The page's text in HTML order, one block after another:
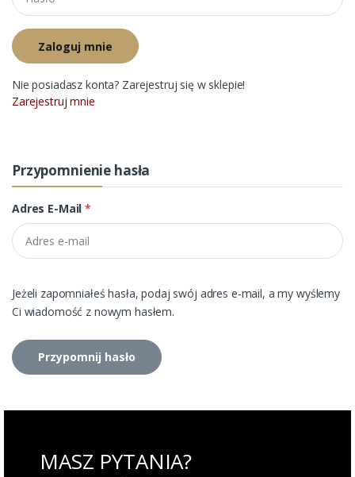
Zaloguj mnie
Nie posiadasz konta? Zarejestruj się w sklepie!
Zarejestruj mnie
Przypomnienie hasła
Adres E-Mail*
Jeżeli zapomniałeś hasła, podaj swój adres e-mail, a my wyślemy
Ci wiadomość z nowym hasłem.
Przypomnij hasło
MASZ PYTANIA?